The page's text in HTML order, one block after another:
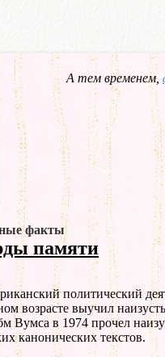
А тем временем,
факты
памяти
политический
возрасте выучил
Вумса в 1974 прочел
канонических текстов.